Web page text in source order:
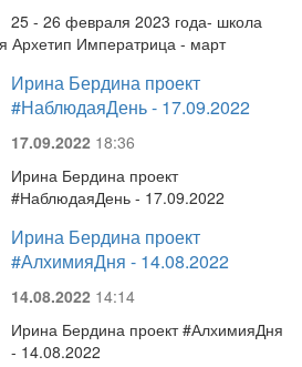
25 - 26 февраля 2023 года- школа
Архетип Императрица - март
Ирина Бердина проект
#НаблюдаяДень - 17.09.2022
17.09.2022 18:36
Ирина Бердина проект
#НаблюдаяДень - 17.09.2022
Ирина Бердина проект
#АлхимияДня - 14.08.2022
14.08.2022 14:14
Ирина Бердина проект #АлхимияДня
- 14.08.2022